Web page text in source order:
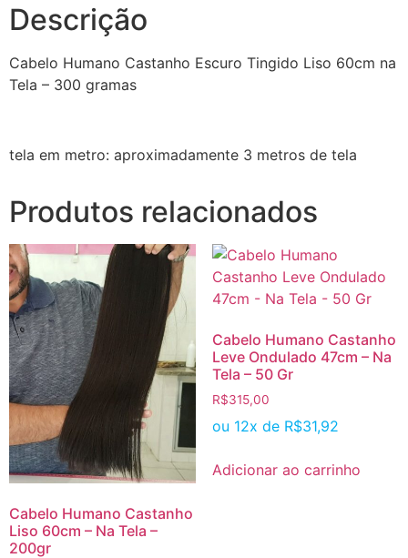
Descrição
Cabelo Humano Castanho Escuro Tingido Liso 60cm na
Tela – 300 gramas
tela em metro: aproximadamente 3 metros de tela
Produtos relacionados
Cabelo Humano Castanho
Liso 60cm – Na Tela –
200gr
Cabelo Humano Castanho
Leve Ondulado 47cm – Na
Tela – 50 Gr
R$315,00
ou 12x de R$31,92
Adicionar ao carrinho